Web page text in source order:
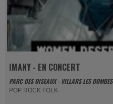
IMANY - EN CONCERT
PARC DES OISEAUX - VILLARS LES DOMBES
POP ROCK FOLK